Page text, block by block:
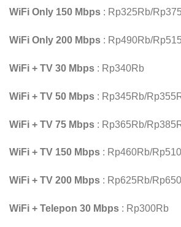
WiFi Only 150 Mbps : Rp325Rb/
WiFi Only 200 Mbps : Rp490Rb/
WiFi + TV 30 Mbps : Rp340Rb
WiFi + TV 50 Mbps : Rp345Rb/
WiFi + TV 75 Mbps : Rp365Rb/
WiFi + TV 150 Mbps : Rp460Rb/
WiFi + TV 200 Mbps : Rp625Rb/
WiFi + Telepon 30 Mbps : Rp300Rb